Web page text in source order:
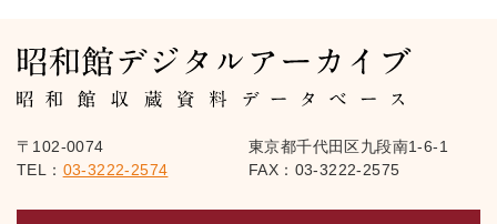
〒102-0074
東京都千代田区九段南1-6-1
TEL： 03-3222-2574 FAX：03-3222-2575